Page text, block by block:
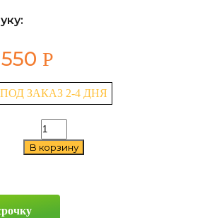
Р
ПОД ЗАКАЗ 2-4 ДНЯ
Количество
товара
Yokohama
205/65
В корзину